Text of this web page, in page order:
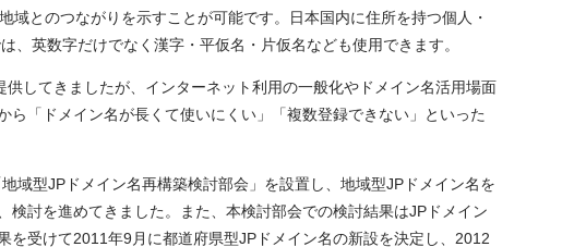
とのつながりを示すことが可能です。日本国内に住所を持つ個人・
英数字だけでなく漢字・平仮名・片仮名なども使用できます。
してきましたが、インターネット利用の一般化やドメイン名活用場面
「ドメイン名が長くて使いにくい」「複数登録できない」といった
型JPドメイン名再構築検討部会」を設置し、地域型JPドメイン名を
討を進めてきました。また、本検討部会での検討結果はJPドメイン
受けて2011年9月に都道府県型JPドメイン名の新設を決定し、2012